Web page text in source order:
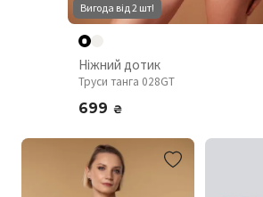
Вигода від 2 шт!
Ніжний дотик
Труси танга 028GT
699 ₴